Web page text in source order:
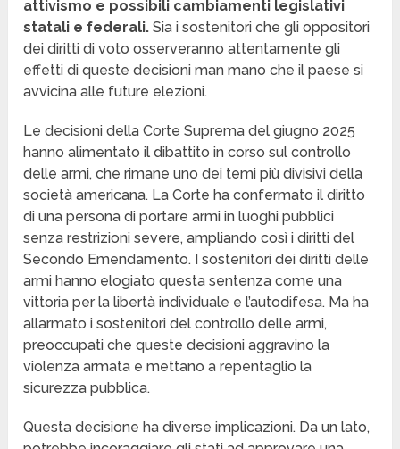
attivismo e possibili cambiamenti legislativi
statali e federali. Sia i sostenitori che gli oppositori
dei diritti di voto osserveranno attentamente gli
effetti di queste decisioni man mano che il paese si
avvicina alle future elezioni.
Le decisioni della Corte Suprema del giugno 2025
hanno alimentato il dibattito in corso sul controllo
delle armi, che rimane uno dei temi più divisivi della
società americana. La Corte ha confermato il diritto
di una persona di portare armi in luoghi pubblici
senza restrizioni severe, ampliando così i diritti del
Secondo Emendamento. I sostenitori dei diritti delle
armi hanno elogiato questa sentenza come una
vittoria per la libertà individuale e l’autodifesa. Ma ha
allarmato i sostenitori del controllo delle armi,
preoccupati che queste decisioni aggravino la
violenza armata e mettano a repentaglio la
sicurezza pubblica.
Questa decisione ha diverse implicazioni. Da un lato,